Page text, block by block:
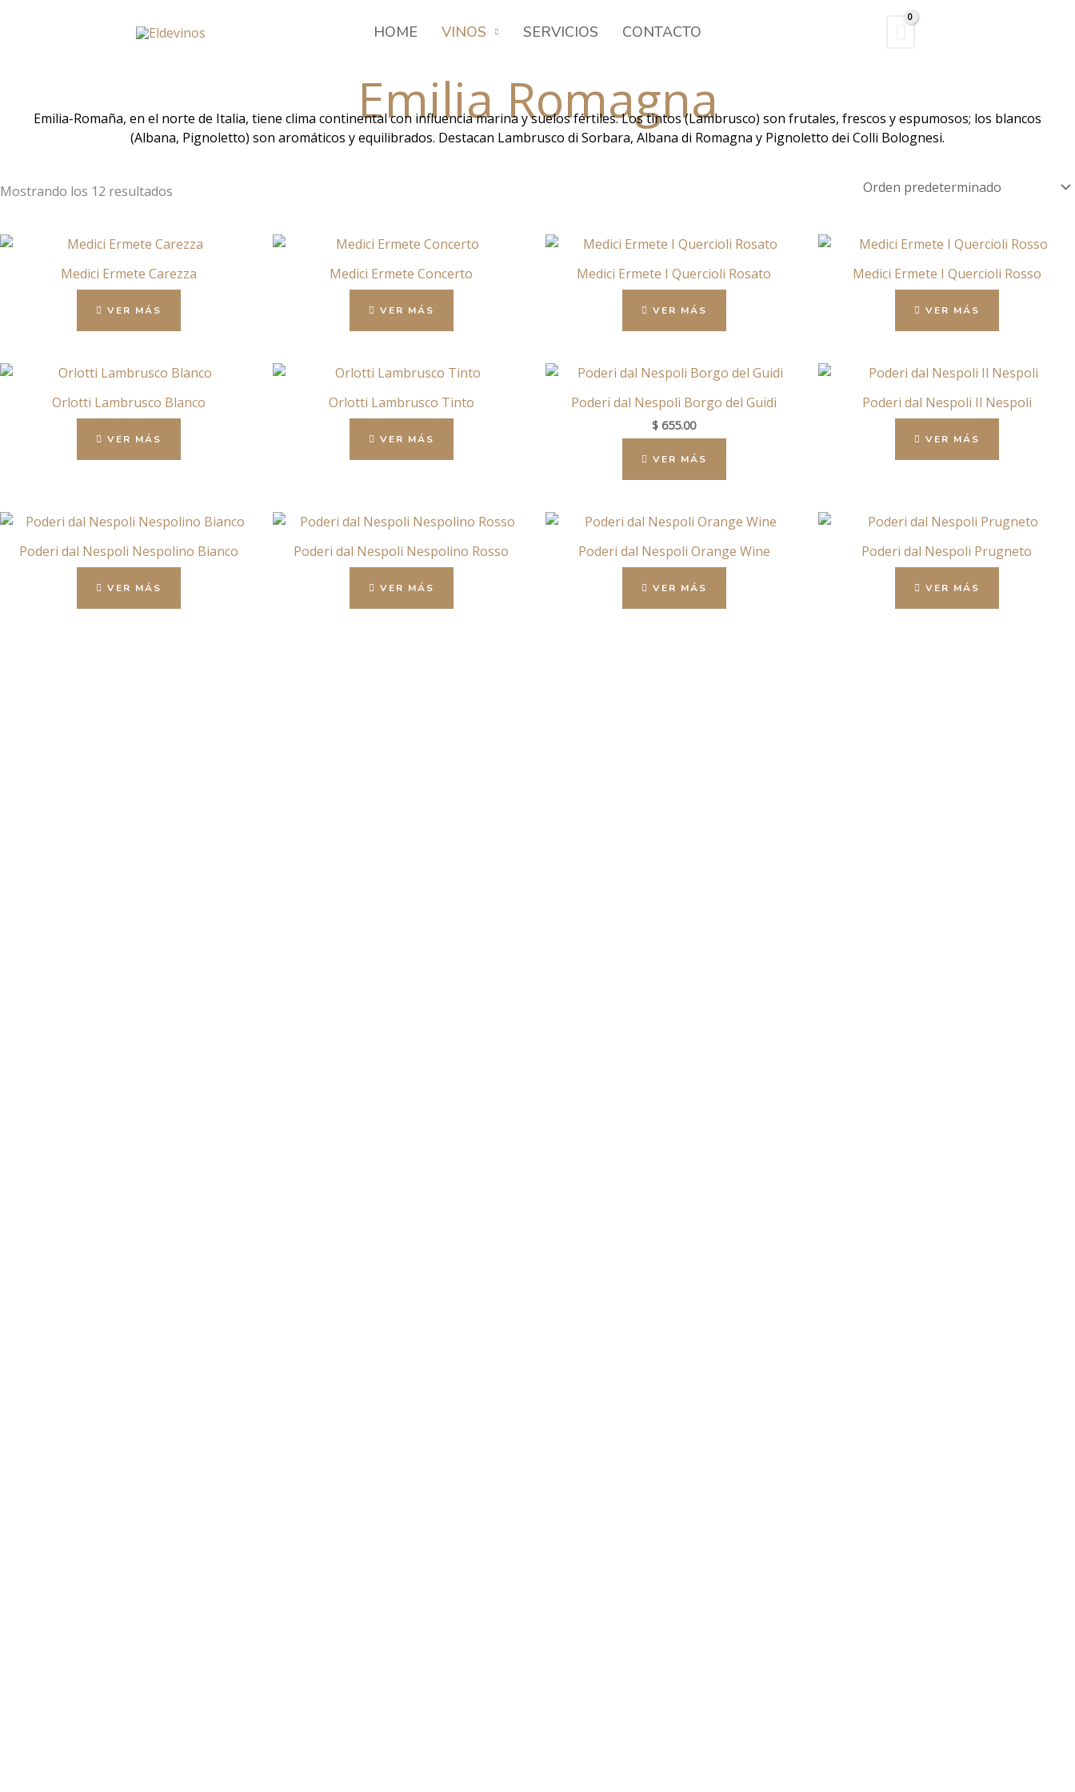
HOME VINOS SERVICIOS CONTACTO Buscar
Emilia Romagna
Emilia-Romaña, en el norte de Italia, tiene clima continental con influencia marina y suelos fértiles. Los tintos (Lambrusco) son frutales, frescos y espumosos; los blancos
(Albana, Pignoletto) son aromáticos y equilibrados. Destacan Lambrusco di Sorbara, Albana di Romagna y Pignoletto dei Colli Bolognesi.
Mostrando los 12 resultados
Medici Ermete Carezza
VER MÁS
Medici Ermete Concerto
VER MÁS
Medici Ermete I Quercioli Rosato
VER MÁS
Medici Ermete I Quercioli Rosso
VER MÁS
Orlotti Lambrusco Blanco
VER MÁS
Orlotti Lambrusco Tinto
VER MÁS
Poderi dal Nespoli Borgo del Guidi
$ 655.00
VER MÁS
Poderi dal Nespoli Il Nespoli
VER MÁS
Poderi dal Nespoli Nespolino Bianco
VER MÁS
Poderi dal Nespoli Nespolino Rosso
VER MÁS
Poderi dal Nespoli Orange Wine
VER MÁS
Poderi dal Nespoli Prugneto
VER MÁS